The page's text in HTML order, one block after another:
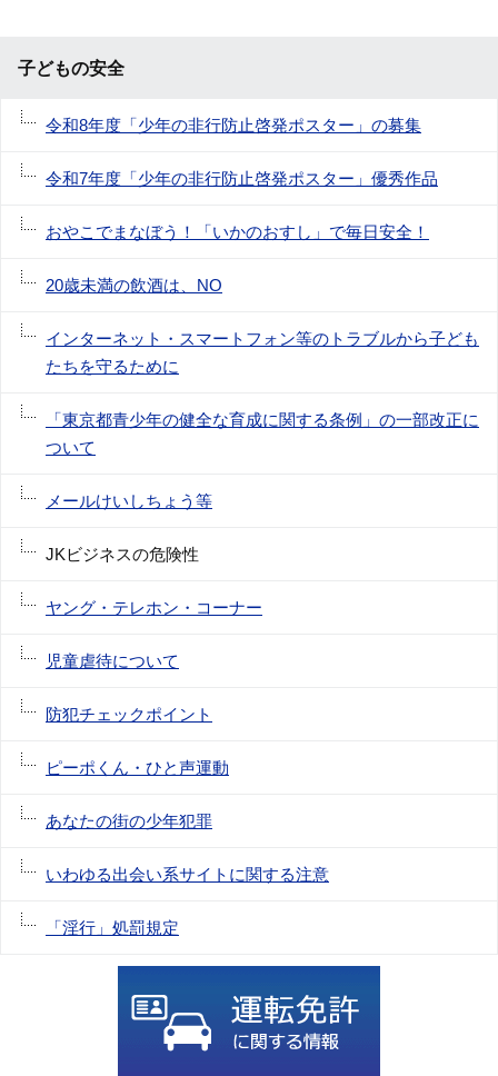
子どもの安全
令和8年度「少年の非行防止啓発ポスター」の募集
令和7年度「少年の非行防止啓発ポスター」優秀作品
おやこでまなぼう！「いかのおすし」で毎日安全！
20歳未満の飲酒は、NO
インターネット・スマートフォン等のトラブルから子ども
たちを守るために
「東京都青少年の健全な育成に関する条例」の一部改正に
ついて
メールけいしちょう等
JKビジネスの危険性
ヤング・テレホン・コーナー
児童虐待について
防犯チェックポイント
ピーポくん・ひと声運動
あなたの街の少年犯罪
いわゆる出会い系サイトに関する注意
「淫行」処罰規定